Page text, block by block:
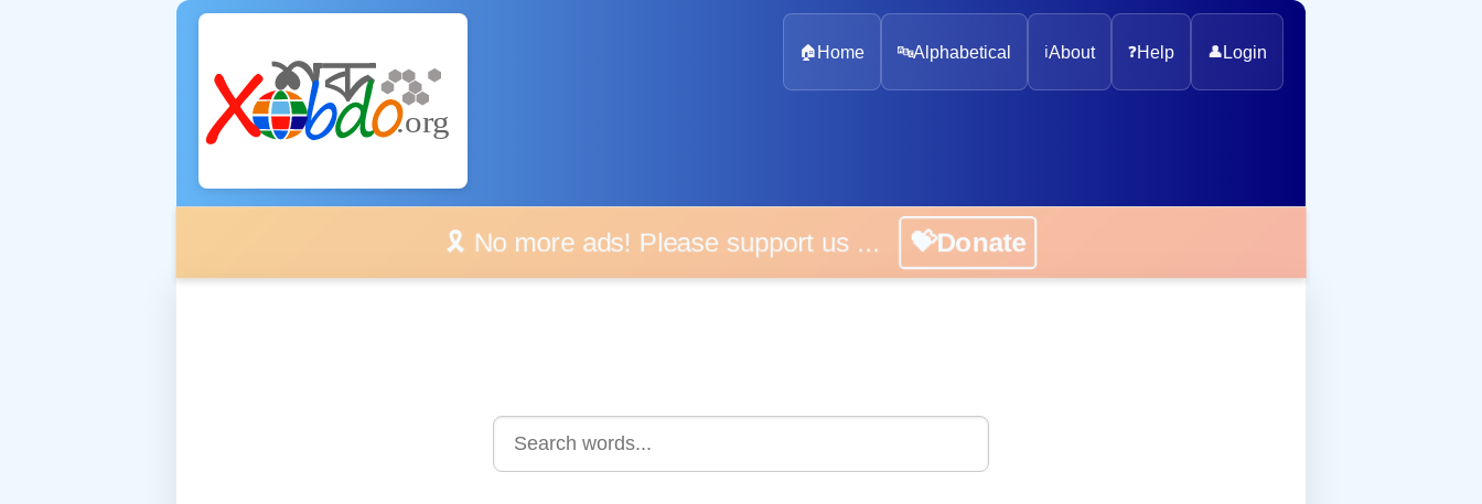
🏠 Home 🔤Alphabetical ℹ️About ❓Help 👤 Login
🎗️ No more ads! Please support us ... 💝Donate